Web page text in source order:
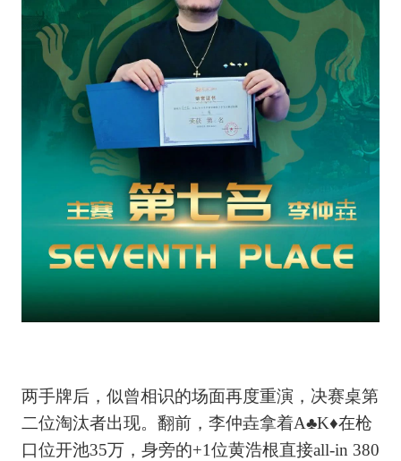
两手牌后，似曾相识的场面再度重演，决赛桌第
二位淘汰者出现。翻前，李仲垚拿着A♣K♦在枪
口位开池35万，身旁的+1位黄浩根直接all-in 380